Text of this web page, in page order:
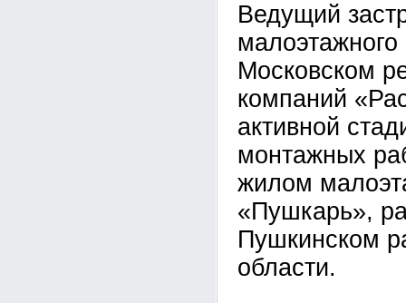
Ведущий
малоэтажного
Московском
компаний
активной
монтажных
жилом
«Пушкарь»,
Пушкинском
области.